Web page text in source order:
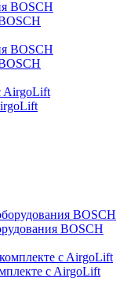
BOSCH
c AirgoLift